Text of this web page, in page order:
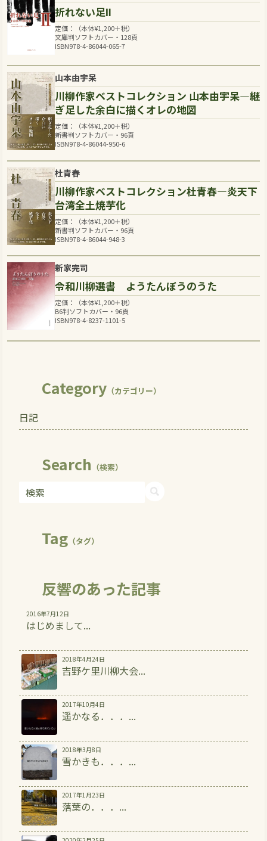
折れない足Ⅱ
定価：（本体¥1,200＋税）
文庫判ソフトカバー・128頁
ISBN978-4-86044-065-7
山本由宇呆
川柳作家ベストコレクション 山本由宇呆―継
ぎ足した余白に描くオレの地図
定価：（本体¥1,200＋税）
新書判ソフトカバー・96頁
ISBN978-4-86044-950-6
杜青春
川柳作家ベストコレクション杜青春―炎天下
台湾全土焼芋化
定価：（本体¥1,200＋税）
新書判ソフトカバー・96頁
ISBN978-4-86044-948-3
新家完司
令和川柳選書 ようたんぼうのうた
定価：（本体¥1,200＋税）
B6判ソフトカバー・96頁
ISBN978-4-8237-1101-5
Category （カテゴリー）
日記
Search （検索）
Tag（タグ）
反響のあった記事
2016年7月12日
はじめまして...
2018年4月24日
吉野ケ里川柳大会...
2017年10月4日
遥かなる．．．...
2018年3月8日
雪かきも．．．...
2017年1月23日
落葉の．．．...